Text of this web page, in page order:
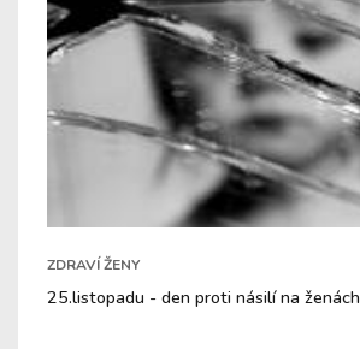
ZDRAVÍ ŽENY
25.listopadu - den proti násilí na ženách